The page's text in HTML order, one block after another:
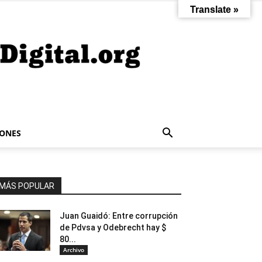
MÁS POPULAR
Juan Guaidó: Entre corrupción
de Pdvsa y Odebrecht hay $
80...
Archivo
Translate »